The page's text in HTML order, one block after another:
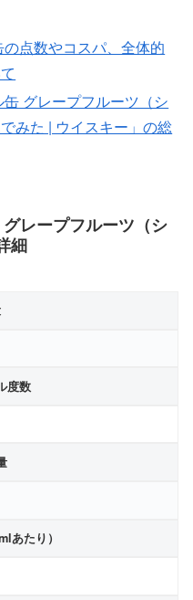
の点数やコスパ、全体的
グレープフルーツ（シ
みた | ウイスキー」の総
レープフルーツ（シ
細
度数
あたり）